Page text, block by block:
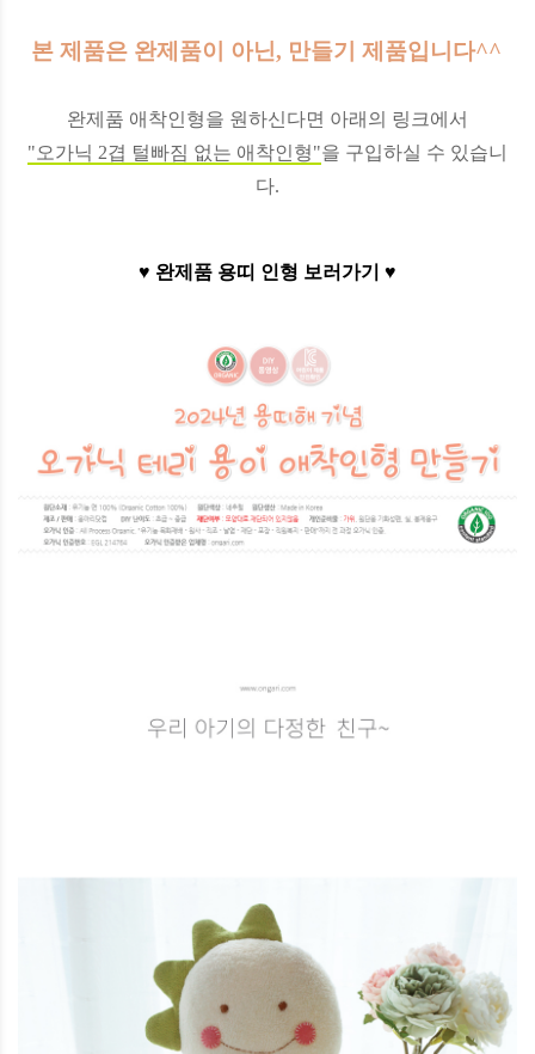
본 제품은 완제품이 아닌, 만들기 제품입니다^^
완제품 애착인형을 원하신다면 아래의 링크에서
"오가닉 2겹 털빠짐 없는 애착인형"을 구입하실 수 있습니
다.
♥ 완제품 용띠 인형 보러가기 ♥